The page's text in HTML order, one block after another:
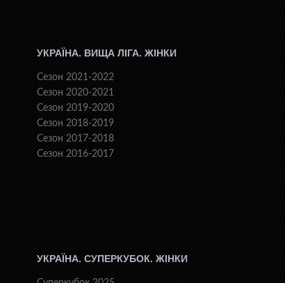
УКРАЇНА. ВИЩА ЛІГА. ЖІНКИ
Сезон 2021-2022
Сезон 2020-2021
Сезон 2019-2020
Сезон 2018-2019
Сезон 2017-2018
Сезон 2016-2017
УКРАЇНА. СУПЕРКУБОК. ЖІНКИ